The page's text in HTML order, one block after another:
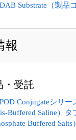
Substrate（製
報
・受託
Conjugateシリー
Buffered Saline）
Buffered